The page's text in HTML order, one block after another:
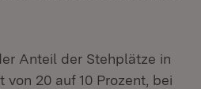
Anteil der Stehplätze in
20 auf 10 Prozent, bei